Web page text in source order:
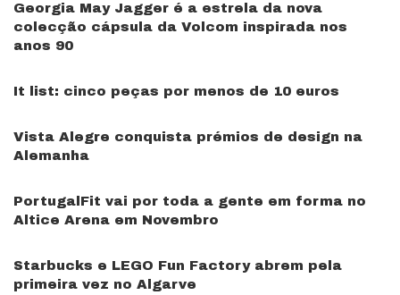
Georgia May Jagger é a estrela da nova
colecção cápsula da Volcom inspirada nos
anos 90
It list: cinco peças por menos de 10 euros
Vista Alegre conquista prémios de design na
Alemanha
PortugalFit vai por toda a gente em forma no
Altice Arena em Novembro
Starbucks e LEGO Fun Factory abrem pela
primeira vez no Algarve